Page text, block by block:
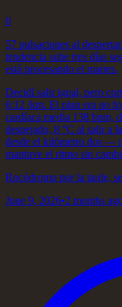
0
57 pulsaciones al
tendencia sube tres días
está procesando el martes.
Decidí salir igual, pero
6:12 /km. El plan era no
cardíaca media 138 bpm,
despejado, 8 °C al salir a
desde el kilómetro dos —
mantuve el ritmo sin
Rocódromo por la tarde,
June 9, 2026•2 months